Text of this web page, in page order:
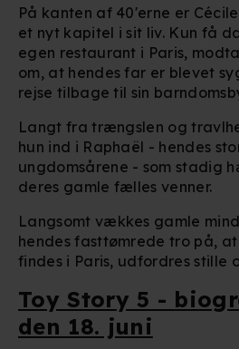
Vi bruger egne cookies og
optimere dit besøg på vores
at sikre funktionalitet, generere
præferencer og til markedsføring.
adresse. IP-adressen kan blive
partnere.
Du kan læse mere om
behandling af dine personoplysninger i
På kanten af 40'erne er
et nyt kapitel i sit liv. Kun få
egen restaurant i Paris,
om, at hendes far er blevet
rejse tilbage til sin
Langt fra trængslen og
hun ind i Raphaël - hendes
ungdomsårene - som stadig
deres gamle fælles venner.
Langsomt vækkes gamle
hendes fasttømrede tro på,
findes i Paris, udfordres stille
Toy Story 5 -
den 18. juni